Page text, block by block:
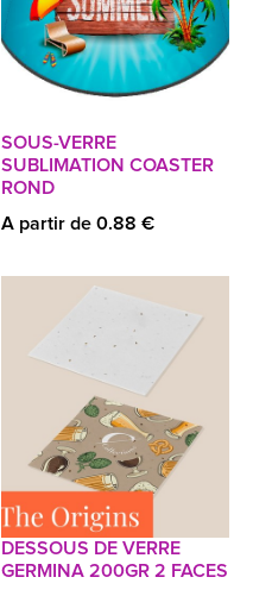
SOUS-VERRE
SUBLIMATION COASTER
ROND
A partir de 0.88 €
DESSOUS DE VERRE
GERMINA 200GR 2 FACES